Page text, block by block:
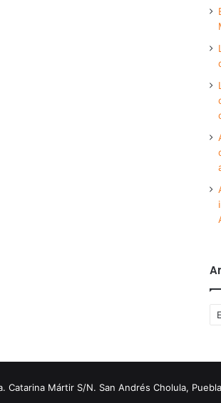
Mártir S/N. San Andrés Cholula,